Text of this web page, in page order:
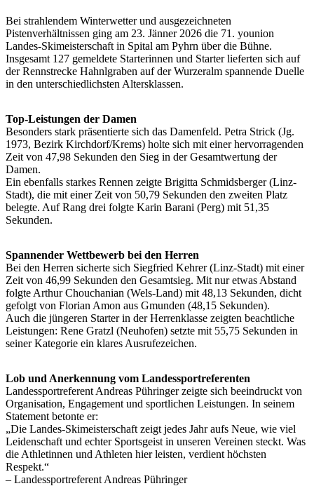
Bei strahlendem Winterwetter und ausgezeichneten
Pistenverhältnissen ging am 23. Jänner 2026 die 71. younion
Landes‑Skimeisterschaft in Spital am Pyhrn über die Bühne.
Insgesamt 127 gemeldete Starterinnen und Starter lieferten sich auf
der Rennstrecke Hahnlgraben auf der Wurzeralm spannende Duelle
in den unterschiedlichsten Altersklassen.
Top-Leistungen der Damen
Besonders stark präsentierte sich das Damenfeld. Petra Strick (Jg.
1973, Bezirk Kirchdorf/Krems) holte sich mit einer hervorragenden
Zeit von 47,98 Sekunden den Sieg in der Gesamtwertung der
Damen.
Ein ebenfalls starkes Rennen zeigte Brigitta Schmidsberger (Linz-
Stadt), die mit einer Zeit von 50,79 Sekunden den zweiten Platz
belegte. Auf Rang drei folgte Karin Barani (Perg) mit 51,35
Sekunden.
Spannender Wettbewerb bei den Herren
Bei den Herren sicherte sich Siegfried Kehrer (Linz‑Stadt) mit einer
Zeit von 46,99 Sekunden den Gesamtsieg. Mit nur etwas Abstand
folgte Arthur Chouchanian (Wels-Land) mit 48,13 Sekunden, dicht
gefolgt von Florian Amon aus Gmunden (48,15 Sekunden).
Auch die jüngeren Starter in der Herrenklasse zeigten beachtliche
Leistungen: Rene Gratzl (Neuhofen) setzte mit 55,75 Sekunden in
seiner Kategorie ein klares Ausrufezeichen.
Lob und Anerkennung vom Landessportreferenten
Landessportreferent Andreas Pühringer zeigte sich beeindruckt von
Organisation, Engagement und sportlichen Leistungen. In seinem
Statement betonte er:
„Die Landes‑Skimeisterschaft zeigt jedes Jahr aufs Neue, wie viel
Leidenschaft und echter Sportsgeist in unseren Vereinen steckt. Was
die Athletinnen und Athleten hier leisten, verdient höchsten
Respekt.“
– Landessportreferent Andreas Pühringer